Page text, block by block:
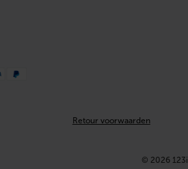
Retour voorwaarden
© 2026